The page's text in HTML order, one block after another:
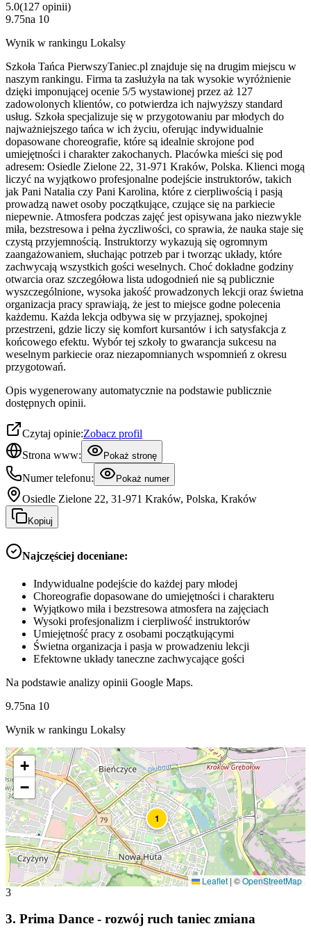
5.0(127 opinii)
9.75na 10
Wynik w rankingu Lokalsy
Szkoła Tańca PierwszyTaniec.pl znajduje się na drugim miejscu w
naszym rankingu. Firma ta zasłużyła na tak wysokie wyróżnienie
dzięki imponującej ocenie 5/5 wystawionej przez aż 127
zadowolonych klientów, co potwierdza ich najwyższy standard
usług. Szkoła specjalizuje się w przygotowaniu par młodych do
najważniejszego tańca w ich życiu, oferując indywidualnie
dopasowane choreografie, które są idealnie skrojone pod
umiejętności i charakter zakochanych. Placówka mieści się pod
adresem: Osiedle Zielone 22, 31-971 Kraków, Polska. Klienci mogą
liczyć na wyjątkowo profesjonalne podejście instruktorów, takich
jak Pani Natalia czy Pani Karolina, które z cierpliwością i pasją
prowadzą nawet osoby początkujące, czujące się na parkiecie
niepewnie. Atmosfera podczas zajęć jest opisywana jako niezwykle
miła, bezstresowa i pełna życzliwości, co sprawia, że nauka staje się
czystą przyjemnością. Instruktorzy wykazują się ogromnym
zaangażowaniem, słuchając potrzeb par i tworząc układy, które
zachwycają wszystkich gości weselnych. Choć dokładne godziny
otwarcia oraz szczegółowa lista udogodnień nie są publicznie
wyszczególnione, wysoka jakość prowadzonych lekcji oraz świetna
organizacja pracy sprawiają, że jest to miejsce godne polecenia
każdemu. Każda lekcja odbywa się w przyjaznej, spokojnej
przestrzeni, gdzie liczy się komfort kursantów i ich satysfakcja z
końcowego efektu. Wybór tej szkoły to gwarancja sukcesu na
weselnym parkiecie oraz niezapomnianych wspomnień z okresu
przygotowań.
Opis wygenerowany automatycznie na podstawie publicznie
dostępnych opinii.
Czytaj opinie:Zobacz profil
Strona www:
Pokaż stronę
Numer telefonu: Pokaż numer
Osiedle Zielone 22, 31-971 Kraków, Polska, Kraków
Kopiuj
Najczęściej doceniane:
Indywidualne podejście do każdej pary młodej
Choreografie dopasowane do umiejętności i charakteru
Wyjątkowo miła i bezstresowa atmosfera na zajęciach
Wysoki profesjonalizm i cierpliwość instruktorów
Umiejętność pracy z osobami początkującymi
Świetna organizacja i pasja w prowadzeniu lekcji
Efektowne układy taneczne zachwycające gości
Na podstawie analizy opinii Google Maps.
9.75na 10
Wynik w rankingu Lokalsy
1
+
−
Leaflet | ©OpenStreetMap
3
3. Prima Dance - rozwój ruch taniec zmiana